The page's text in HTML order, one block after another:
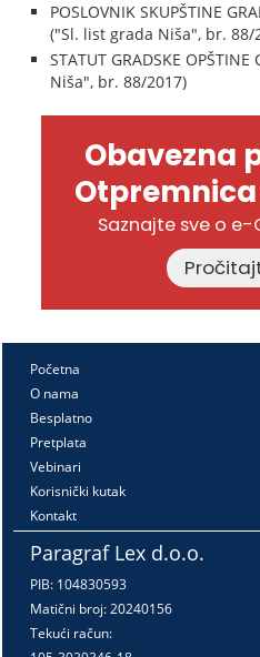
POSLOVNIK SKUPŠTINE
("Sl. list grada Niša", br. 88/
STATUT GRADSKE
Niša", br. 88/2017)
Obavezna
Otpremnica
Saznajte sve o
Početna
O nama
Besplatno
Pretplata
Vebinari
Korisnički kutak
Kontakt
Paragraf Lex d.o.o.
PIB: 104830593
Matični broj: 20240156
Tekući račun: